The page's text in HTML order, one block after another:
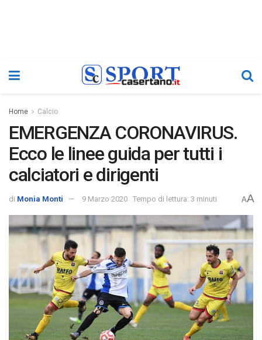
Home Calcio
EMERGENZA CORONAVIRUS.
Ecco le linee guida per tutti i
calciatori e dirigenti
di Monia Monti 9 Marzo 2020 Tempo di lettura: 3 minuti AA